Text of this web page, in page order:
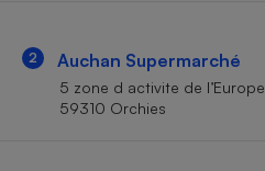
2 Auchan Supermarché
5 zone d activite de l’Europe
59310 Orchies